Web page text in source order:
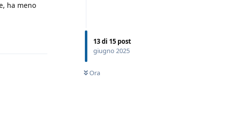
13di 15 post
giugno 2025
Ora
ha meno